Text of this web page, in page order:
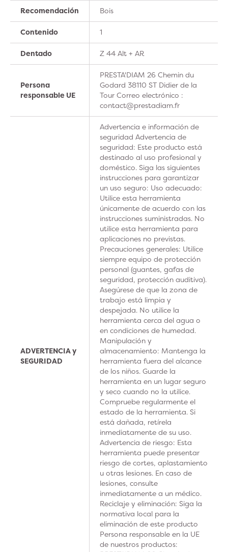
Recomendación Bois
Contenido 1
Dentado Z 44 Alt + AR
Persona
responsable UE
PRESTA'DIAM 26 Chemin du
Godard 38110 ST Didier de la
Tour Correo electrónico :
contact@prestadiam.fr
ADVERTENCIA y
SEGURIDAD
Advertencia e información de
seguridad Advertencia de
seguridad: Este producto está
destinado al uso profesional y
doméstico. Siga las siguientes
instrucciones para garantizar
un uso seguro: Uso adecuado:
Utilice esta herramienta
únicamente de acuerdo con las
instrucciones suministradas. No
utilice esta herramienta para
aplicaciones no previstas.
Precauciones generales: Utilice
siempre equipo de protección
personal (guantes, gafas de
seguridad, protección auditiva).
Asegúrese de que la zona de
trabajo está limpia y
despejada. No utilice la
herramienta cerca del agua o
en condiciones de humedad.
Manipulación y
almacenamiento: Mantenga la
herramienta fuera del alcance
de los niños. Guarde la
herramienta en un lugar seguro
y seco cuando no la utilice.
Compruebe regularmente el
estado de la herramienta. Si
está dañada, retírela
inmediatamente de su uso.
Advertencia de riesgo: Esta
herramienta puede presentar
riesgo de cortes, aplastamiento
u otras lesiones. En caso de
lesiones, consulte
inmediatamente a un médico.
Reciclaje y eliminación: Siga la
normativa local para la
eliminación de este producto
Persona responsable en la UE
de nuestros productos: